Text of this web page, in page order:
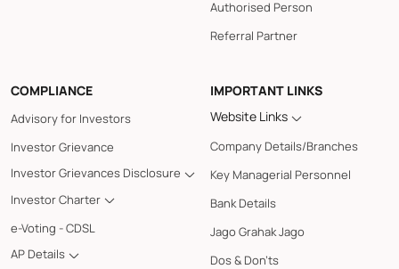
Authorised Person
Referral Partner
COMPLIANCE
Advisory for Investors
Investor Grievance
Investor Grievances Disclosure
Investor Charter
e-Voting - CDSL
AP Details
IMPORTANT LINKS
Website Links
Company Details/Branches
Key Managerial Personnel
Bank Details
Jago Grahak Jago
Dos & Don'ts